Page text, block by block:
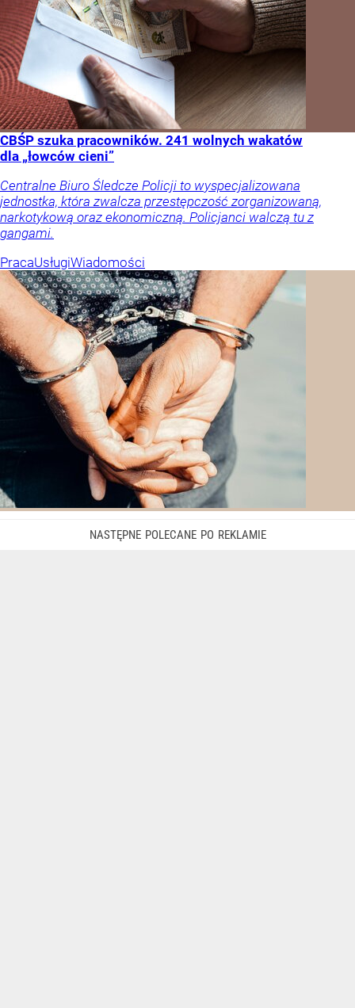
CBŚP szuka pracowników. 241 wolnych wakatów
dla „łowców cieni”
Centralne Biuro Śledcze Policji to wyspecjalizowana
jednostka, która zwalcza przestępczość zorganizowaną,
narkotykową oraz ekonomiczną. Policjanci walczą tu z
gangami.
PracaUsługiWiadomości